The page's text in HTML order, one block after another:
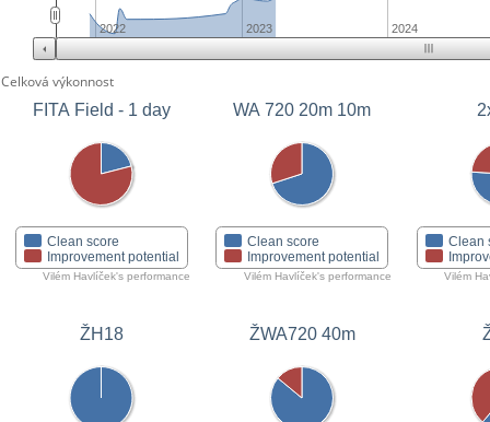
2022 2023 2024
Celková výkonnost
FITA Field - 1 day
Clean score
Improvement potential
Vilém Havlíček's performance
WA 720 20m 10m
Clean score
Improvement potential
Vilém Havlíček's performance
Clean
Vilém
ŽH18 ŽWA720 40m